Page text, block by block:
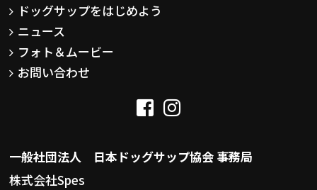
ドッグサップをはじめよう
ニュース
フォト＆ムービー
お問い合わせ
一般社団法人 日本ドッグサップ協会 事務局
株式会社Spes